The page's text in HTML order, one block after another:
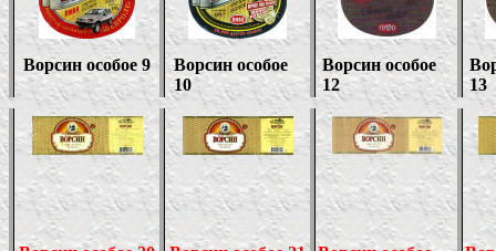
Ворсин особое 9
Ворсин особое
10
Ворсин особое
12
13